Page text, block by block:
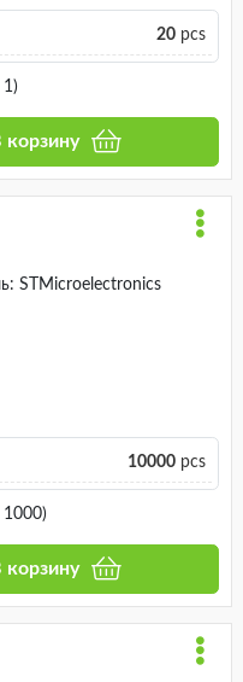
20pcs
корзину
STMicroelectronics
10000pcs
1000)
корзину